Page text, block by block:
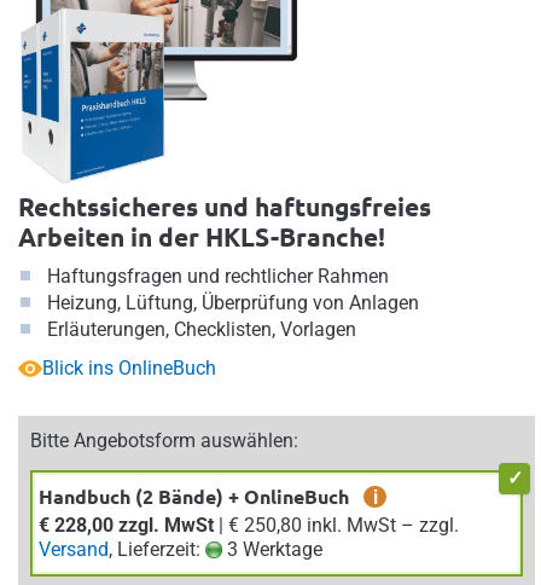
Rechtssicheres und haftungsfreies
Arbeiten in der HKLS-Branche!
Haftungsfragen und rechtlicher Rahmen
Heizung, Lüftung, Überprüfung von Anlagen
Erläuterungen, Checklisten, Vorlagen
Blick ins OnlineBuch
Bitte Angebotsform auswählen:
Handbuch (2 Bände) + OnlineBuch
i
€ 228,00 zzgl. MwSt
| € 250,80 inkl. MwSt – zzgl.
Versand, Lieferzeit: 3 Werktage